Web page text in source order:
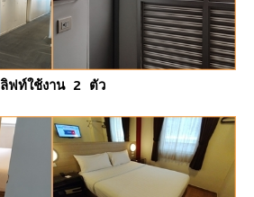
ลิฟท์ใช้งาน 2 ตัว